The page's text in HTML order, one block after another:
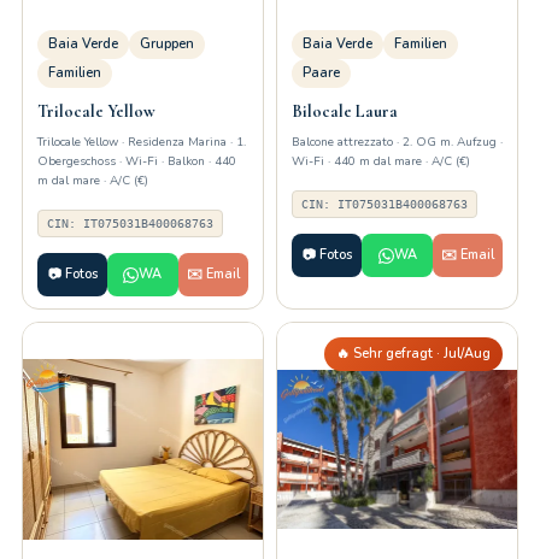
Baia Verde
Gruppen
Familien
Trilocale Yellow
Trilocale Yellow · Residenza Marina · 1.
Obergeschoss · Wi-Fi · Balkon · 440
m dal mare · A/C (€)
CIN: IT075031B400068763
📷 Fotos WA ✉️ Email
Baia Verde
Familien
Paare
Bilocale Laura
Balcone attrezzato · 2. OG m. Aufzug ·
Wi-Fi · 440 m dal mare · A/C (€)
CIN: IT075031B400068763
📷 Fotos WA ✉️ Email
🔥 Sehr gefragt · Jul/Aug